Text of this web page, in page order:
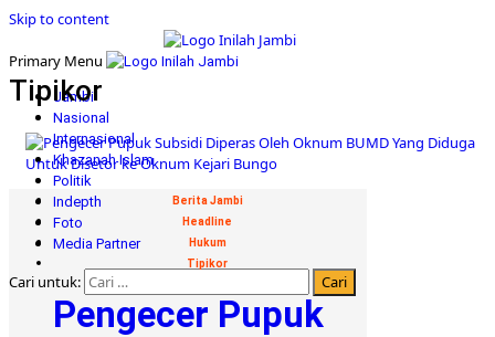
Skip to content
Primary Menu
Jambi
Nasional
Internasional
Khazanah Islam
Politik
Indepth
Foto
Media Partner
Cari untuk:
Tipikor
Berita Jambi
Headline
Hukum
Tipikor
Pengecer Pupuk